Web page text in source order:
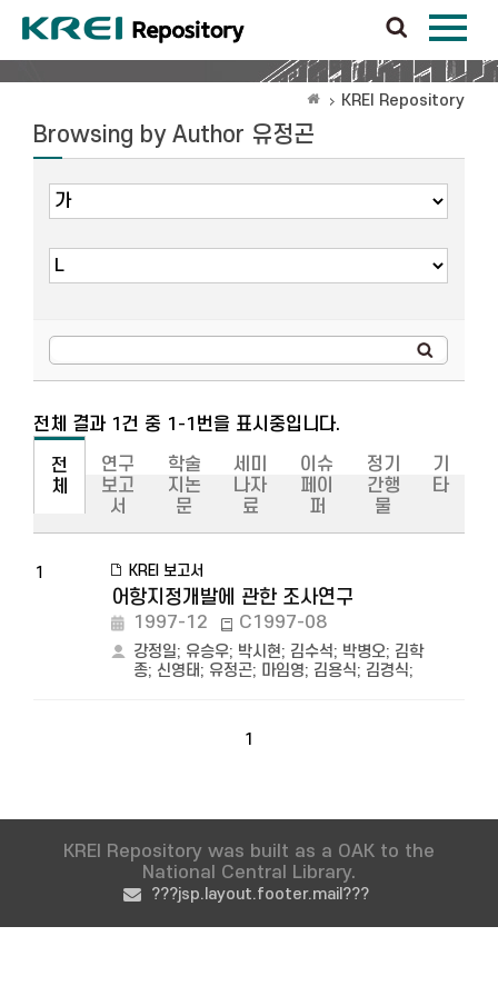
KREI Repository
Browsing by Author 유정곤
전체 결과 1건 중 1-1번을 표시중입니다.
전
체
연구
보고
서
학술
지논
문
세미
나자
료
이슈
페이
퍼
정기
간행
물
기
타
1 KREI 보고서
어항지정개발에 관한 조사연구
1997-12 C1997-08
강정일; 유승우; 박시현; 김수석; 박병오; 김학
종; 신영태; 유정곤; 마임영; 김용식; 김경식;
1
KREI Repository was built as a OAK to the
National Central Library.
???jsp.layout.footer.mail???